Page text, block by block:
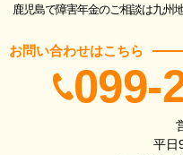
鹿児島で障害年金のご相談は九州
お問い合わせはこちら
099-
平日